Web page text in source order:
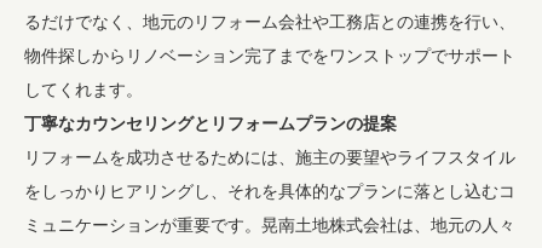
るだけでなく、地元のリフォーム会社や工務店との連携を行い、
物件探しからリノベーション完了までをワンストップでサポート
してくれます。
丁寧なカウンセリングとリフォームプランの提案
リフォームを成功させるためには、施主の要望やライフスタイル
をしっかりヒアリングし、それを具体的なプランに落とし込むコ
ミュニケーションが重要です。晃南土地株式会社は、地元の人々